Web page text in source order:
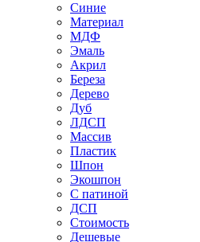
Синие
Материал
МДФ
Эмаль
Акрил
Береза
Дерево
Дуб
ЛДСП
Массив
Пластик
Шпон
Экошпон
С патиной
ДСП
Стоимость
Дешевые